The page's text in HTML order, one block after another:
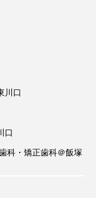
川口
口
科・矯正歯科＠飯塚